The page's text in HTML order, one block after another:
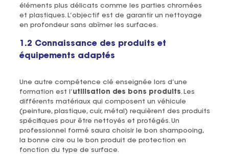
éléments plus délicats comme les parties chromées
et plastiques. L’objectif est de garantir un nettoyage
en profondeur sans abîmer les surfaces.
1.2 Connaissance des produits et
équipements adaptés
Une autre compétence clé enseignée lors d’une
formation est l’utilisation des bons produits. Les
différents matériaux qui composent un véhicule
(peinture, plastique, cuir, métal) requièrent des produits
spécifiques pour être nettoyés et protégés. Un
professionnel formé saura choisir le bon shampooing,
la bonne cire ou le bon produit de protection en
fonction du type de surface.